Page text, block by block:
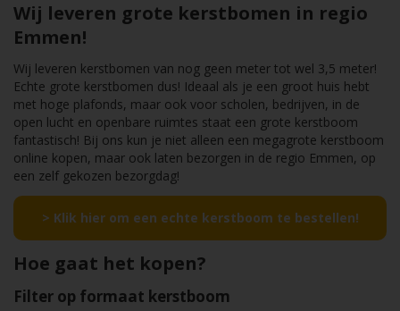
Wij leveren grote kerstbomen in regio
Emmen!
Wij leveren kerstbomen van nog geen meter tot wel 3,5 meter!
Echte grote kerstbomen dus! Ideaal als je een groot huis hebt
met hoge plafonds, maar ook voor scholen, bedrijven, in de
open lucht en openbare ruimtes staat een grote kerstboom
fantastisch! Bij ons kun je niet alleen een megagrote kerstboom
online kopen, maar ook laten bezorgen in de regio Emmen, op
een zelf gekozen bezorgdag!
> Klik hier om een echte kerstboom te bestellen!
Hoe gaat het kopen?
Filter op formaat kerstboom